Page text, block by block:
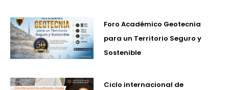
Foro Académico Geotecnia
para un Territorio Seguro y
Sostenible
Ciclo internacional de